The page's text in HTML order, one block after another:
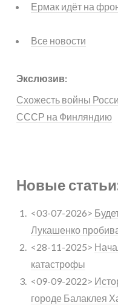
Ермак идёт на
Все новости
Экслюзив:
Схожесть войны
СССР на Финляндию
Новые
<03-07-2026>
Лукашенко
<28-11-2025>
катастрофы
<09-09-2022>
городе Балаклея